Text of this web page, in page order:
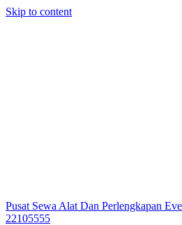
Skip to content
Pusat Sewa Alat Dan Perlengkapan
22105555